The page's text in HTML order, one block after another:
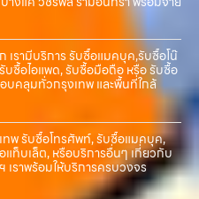
เรามีบริการ รับซื้อแมคบุค,รับซื้อโน๊
บซื้อไอแพด, รับซื้อมือถือ หรือ รับซื้อ
บคลุมทั่วกรุงเทพ และพื้นที่ใกล้
ทพ รับซื้อโทรศัพท์, รับซื้อแมคบุค,
ท็บเล็ต, หรือบริการอื่นๆ เกี่ยวกับ
เราพร้อมให้บริการครบวงจร